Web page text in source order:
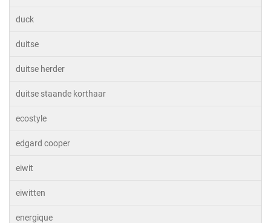
duck
duitse
duitse herder
duitse staande korthaar
ecostyle
edgard cooper
eiwit
eiwitten
energique